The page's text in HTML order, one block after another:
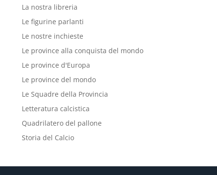
La nostra libreria
Le figurine parlanti
Le nostre inchieste
Le province alla conquista del mondo
Le province d'Europa
Le province del mondo
Le Squadre della Provincia
Letteratura calcistica
Quadrilatero del pallone
Storia del Calcio